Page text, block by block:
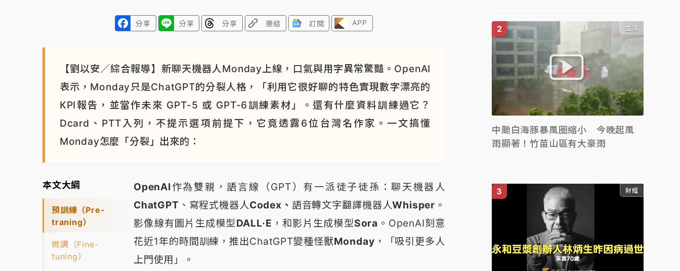
分享 分享 分享 連結 訂閱 APP
【劉以安／綜合報導】新聊天機器人Monday上線，口氣與用字異常驚豔。OpenAI
表示，Monday只是ChatGPT的分裂人格，「利用它很好聊的特色實現數字漂亮的
KPI報告，並當作未來 GPT-5 或 GPT-6訓練素材」。還有什麼資料訓練過它？
Dcard、PTT入列，不提示選項前提下，它竟透露6位台灣名作家。一文搞懂
Monday怎麼「分裂」出來的：
本文大綱
預訓練（Pre-
traning）
微調（Fine-
tuning）
OpenAI作為雙親，語言線（GPT）有一派徒子徒孫：聊天機器人
ChatGPT 、寫程式機器人Codex、 語音轉文字翻譯機器人Whisper 。
影像線有圖片生成模型DALL·E ，和影片生成模型Sora 。OpenAI刻意
花近1年的時間訓練，推出ChatGPT變種怪獸Monday ，「吸引更多人
上門使用」。
生活
中颱白海豚暴風圈縮小 今晚起風
雨顯著！竹苗山區有大豪雨
財經